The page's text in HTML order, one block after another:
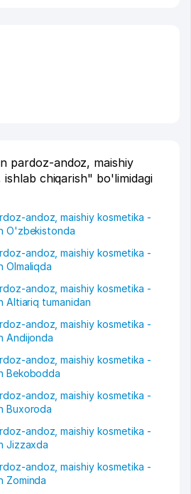
pardoz-andoz, maishiy
chiqarish" bo'limidagi
andoz, maishiy kosmetika -
O'zbekistonda
andoz, maishiy kosmetika -
Olmaliqda
andoz, maishiy kosmetika -
Altiariq tumanidan
andoz, maishiy kosmetika -
Andijonda
andoz, maishiy kosmetika -
Bekobodda
andoz, maishiy kosmetika -
Buxoroda
andoz, maishiy kosmetika -
Jizzaxda
andoz, maishiy kosmetika -
Zominda